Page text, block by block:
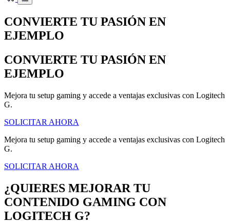
CONVIERTE TU PASIÓN EN
EJEMPLO
CONVIERTE TU PASIÓN EN
EJEMPLO
Mejora tu setup gaming y accede a ventajas exclusivas con Logitech
G.
SOLICITAR AHORA
Mejora tu setup gaming y accede a ventajas exclusivas con Logitech
G.
SOLICITAR AHORA
¿QUIERES MEJORAR TU
CONTENIDO GAMING CON
LOGITECH G?